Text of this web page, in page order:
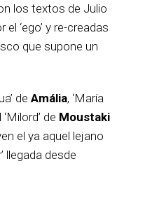
los textos de Julio
‘ego’ y re-creadas
que supone un
de Amália, ‘María
de Moustaki
el ya aquel lejano
llegada desde